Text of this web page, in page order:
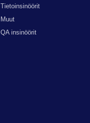
Tietoinsinöörit
Muut
QA insinöörit